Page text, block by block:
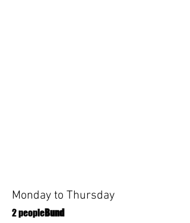
Monday to Thursday
2 peopleBund